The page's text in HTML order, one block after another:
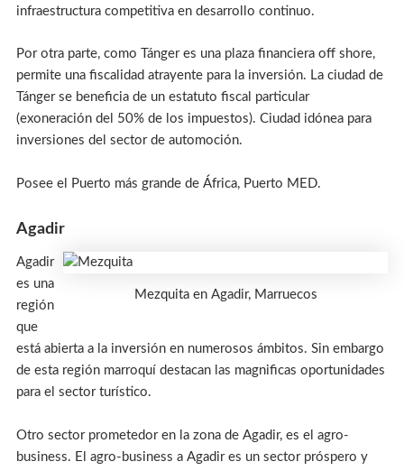
infraestructura competitiva en desarrollo continuo.
Por otra parte, como Tánger es una plaza financiera off shore,
permite una fiscalidad atrayente para la inversión. La ciudad de
Tánger se beneficia de un estatuto fiscal particular
(exoneración del 50% de los impuestos). Ciudad idónea para
inversiones del sector de automoción.
Posee el Puerto más grande de África, Puerto MED.
Agadir
Mezquita en Agadir, Marruecos
Agadir
es una
región
que
está abierta a la inversión en numerosos ámbitos. Sin embargo
de esta región marroquí destacan las magnificas oportunidades
para el sector turístico.
Otro sector prometedor en la zona de Agadir, es el agro-
business. El agro-business a Agadir es un sector próspero y